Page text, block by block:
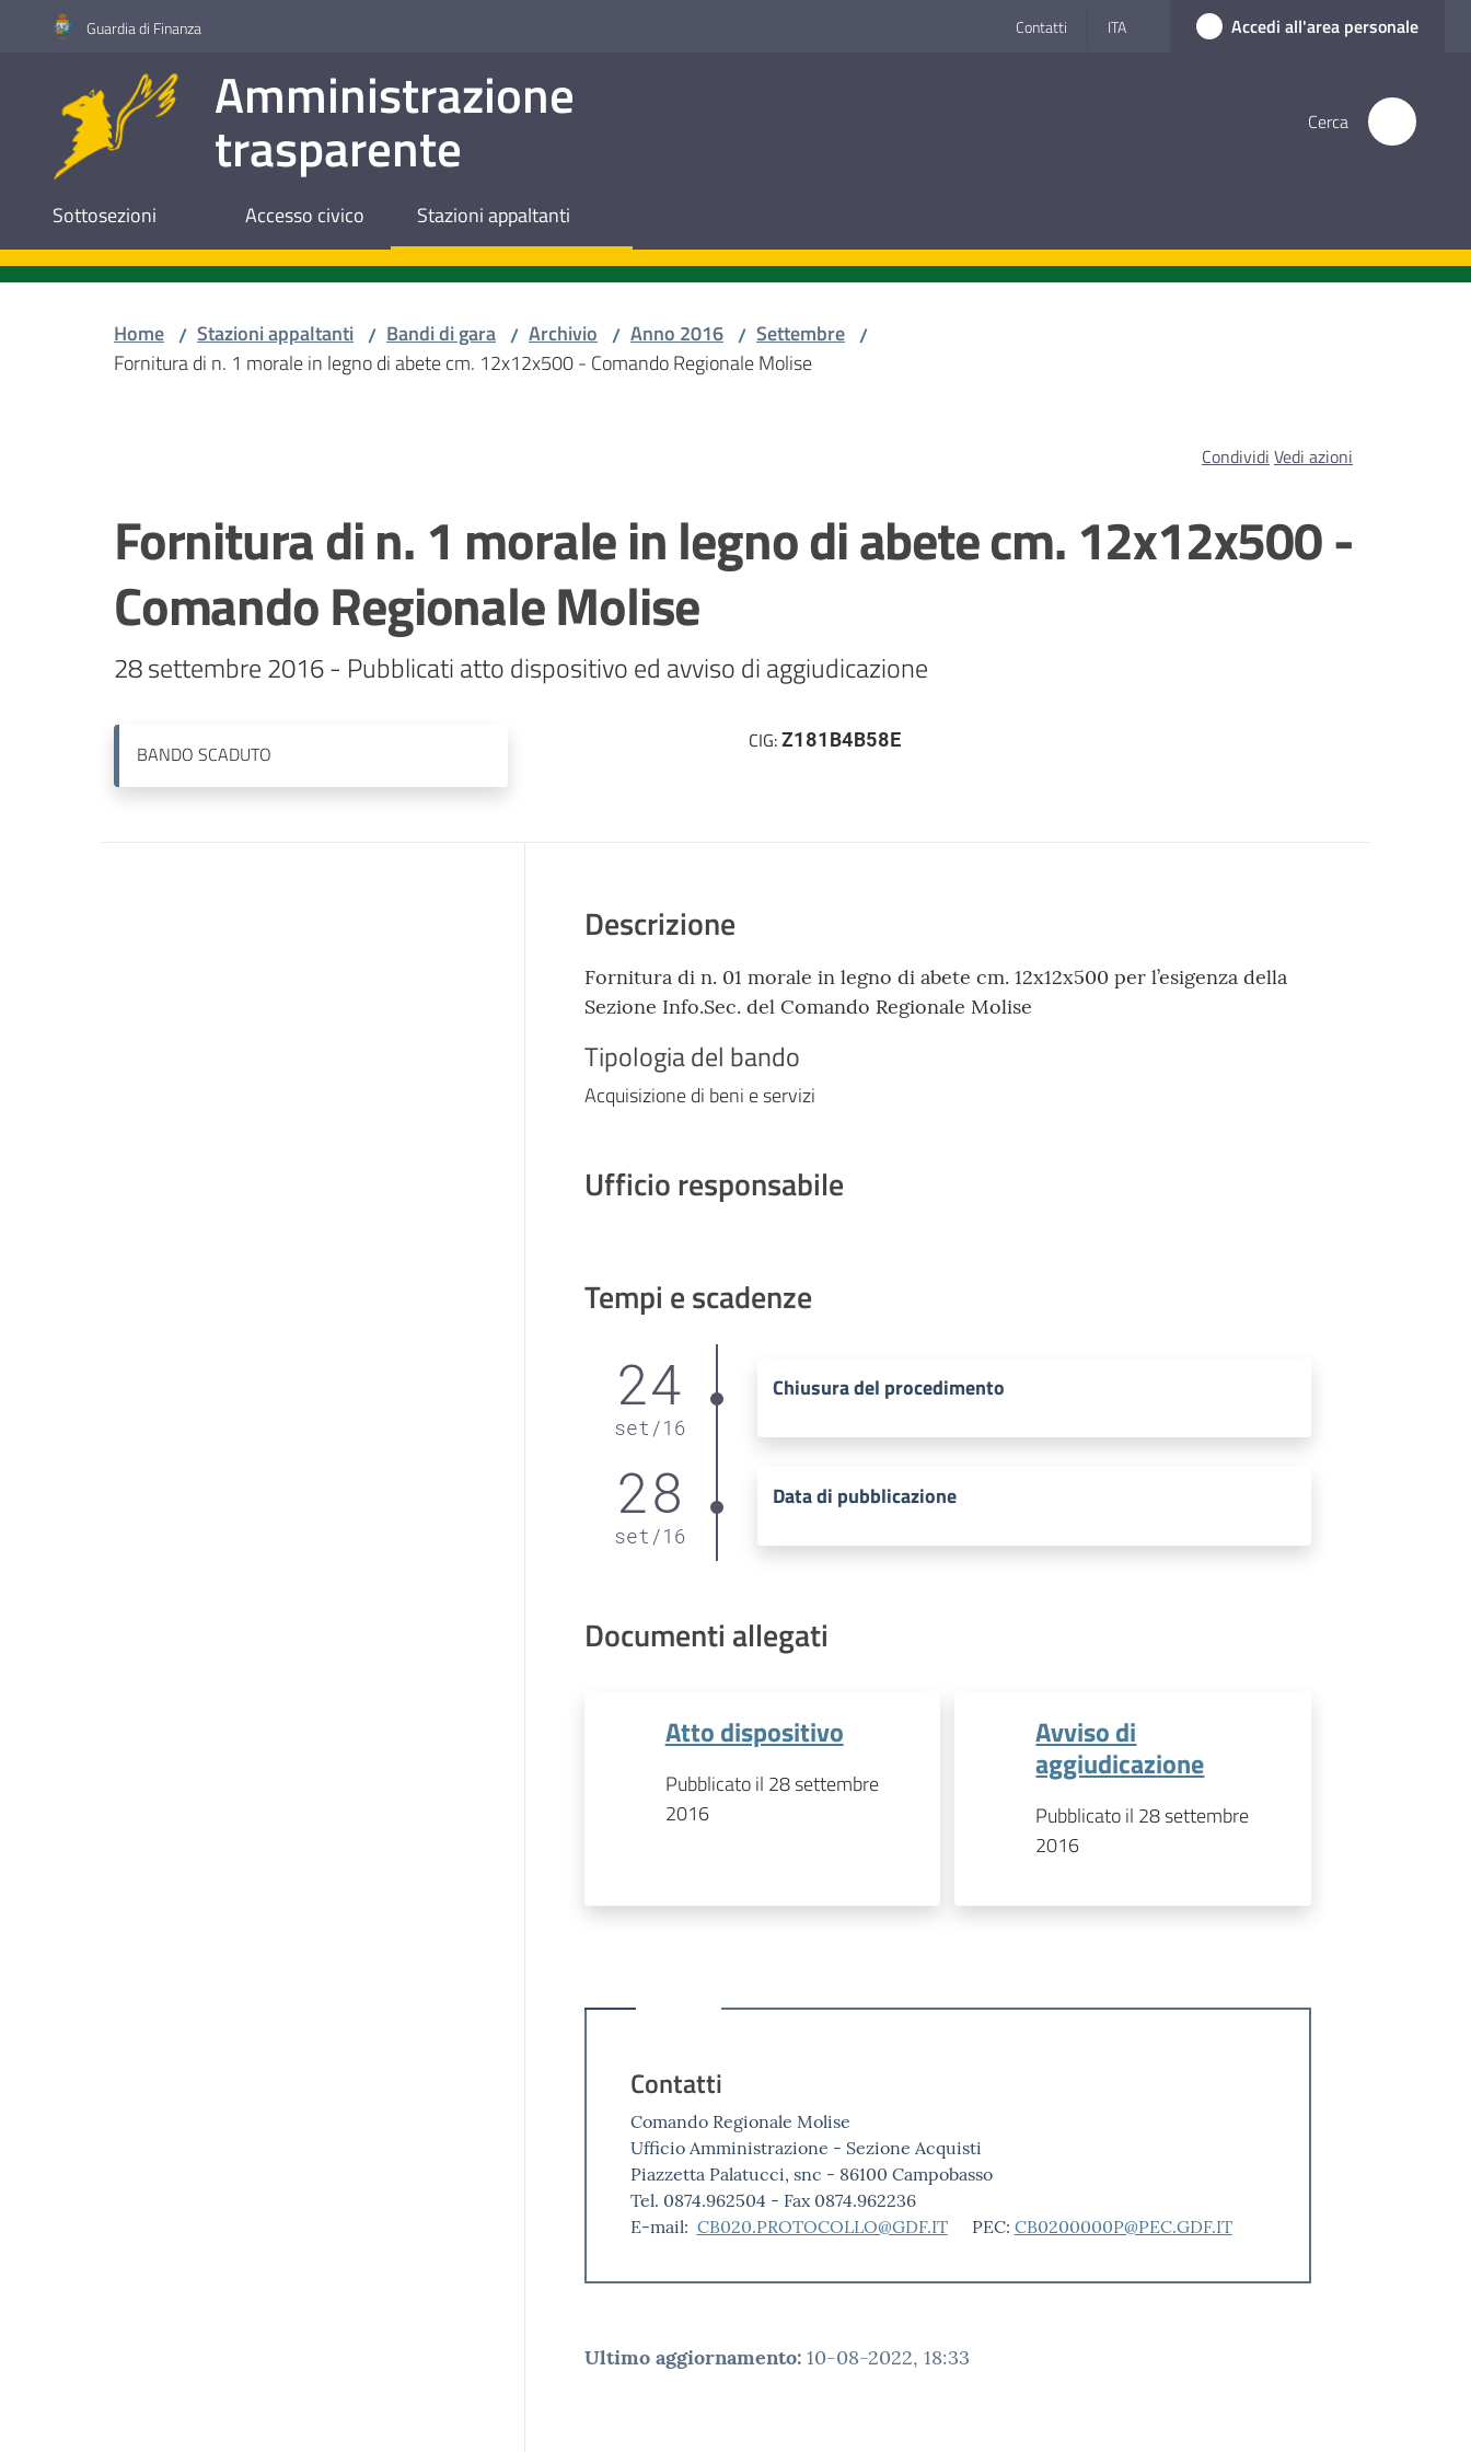
Vai al contenuto
Vai alla navigazione
Vai al footerGuardia di Finanza Contatti ITA Accedi all'area personale
Amministrazione
trasparente Cerca
Sottosezioni Accesso civico Stazioni appaltanti
Home / Stazioni appaltanti / Bandi di gara / Archivio / Anno 2016 / Settembre /
Fornitura di n. 1 morale in legno di abete cm. 12x12x500 - Comando Regionale Molise
Fornitura di n. 1 morale in legno di abete cm. 12x12x500 -
Comando Regionale Molise
28 settembre 2016 - Pubblicati atto dispositivo ed avviso di aggiudicazione
BANDO SCADUTO
CIG:Z181B4B58E
Condividi Vedi azioni
Descrizione
Fornitura di n. 01 morale in legno di abete cm. 12x12x500 per l’esigenza della
Sezione Info.Sec. del Comando Regionale Molise
Tipologia del bando
Acquisizione di beni e servizi
Ufficio responsabile
Tempi e scadenze
24
set /16
Chiusura del procedimento
28
set /16
Data di pubblicazione
Documenti allegati
Atto dispositivo
Pubblicato il 28 settembre
2016
Avviso di
aggiudicazione
Pubblicato il 28 settembre
2016
Contatti
Comando Regionale Molise
Ufficio Amministrazione - Sezione Acquisti
Piazzetta Palatucci, snc - 86100 Campobasso
Tel. 0874.962504 - Fax 0874.962236
E-mail: CB020.PROTOCOLLO@GDF.IT PEC: CB0200000P@PEC.GDF.IT
Ultimo aggiornamento: 10-08-2022, 18:33